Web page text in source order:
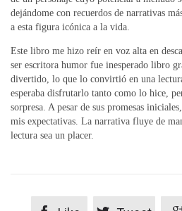
dejándome con recuerdos de narrativas
a esta figura icónica a la vida.
Este libro me hizo reír en voz alta en
ser escritora humor fue inesperado libro
divertido, lo que lo convirtió en una
esperaba disfrutarlo tanto como lo hice,
sorpresa. A pesar de sus promesas
mis expectativas. La narrativa fluye de
lectura sea un placer.